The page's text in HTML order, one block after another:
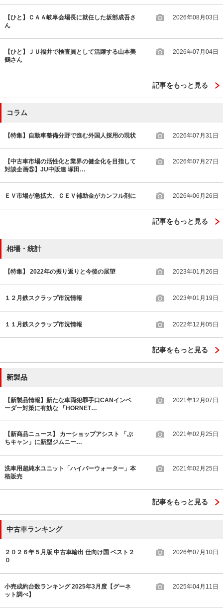
【ひと】ＣＡＡ岐阜会場長に就任した坂部成吾さ
ん
2026年08月03日
【ひと】ＪＵ福井で検査員として活躍する山本美
鶴さん
2026年07月04日
記事をもっと見る
コラム
【特集】自動車整備分野で進む外国人採用の現状 2026年07月31日
【中古車市場の活性化と業界の健全化を目指して
対談企画⑤】JU中販連 塚田…
2026年07月27日
ＥＶ市場が急拡大、ＣＥＶ補助金がカンフル剤に 2026年06月26日
記事をもっと見る
相場・統計
【特集】 2022年の振り返りと今後の展望 2023年01月26日
１２月鉄スクラップ市況情報 2023年01月19日
１１月鉄スクラップ市況情報 2022年12月05日
記事をもっと見る
新製品
【新製品情報】新たな車両犯罪手口CANインベ
ーダー対策に有効な 「HORNET…
2021年12月07日
【新商品ニュース】 カーショップアシスト 「ぷ
ちキャン」に新型ジムニー…
2021年02月25日
洗車用超純水ユニット「ハイパーウォーター」本
格販売
2021年02月25日
記事をもっと見る
中古車ランキング
２０２６年５月版 中古車輸出 仕向け国 ベスト２
０
2026年07月10日
小売成約台数ランキング 2025年3月度【グーネ
ット調べ】
2025年04月11日